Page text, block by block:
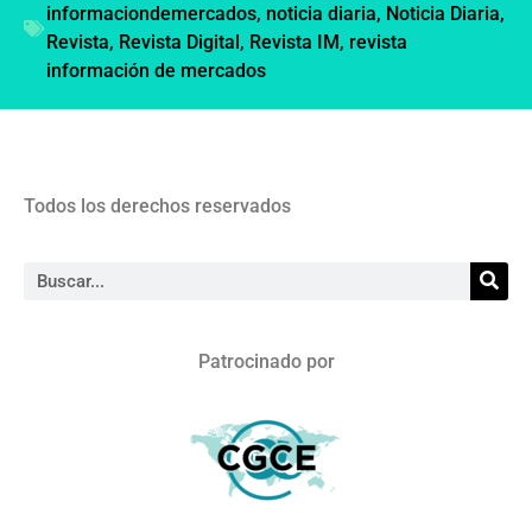
informaciondemercados, noticia diaria, Noticia Diaria,
Revista, Revista Digital, Revista IM, revista
información de mercados
Todos los derechos reservados
Patrocinado por